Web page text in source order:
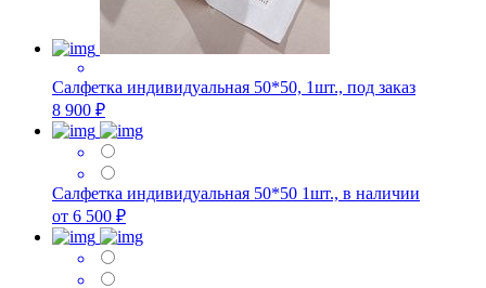
Салфетка индивидуальная 50*50, 1шт., под заказ
8 900 ₽
Салфетка индивидуальная 50*50 1шт., в наличии
от 6 500 ₽